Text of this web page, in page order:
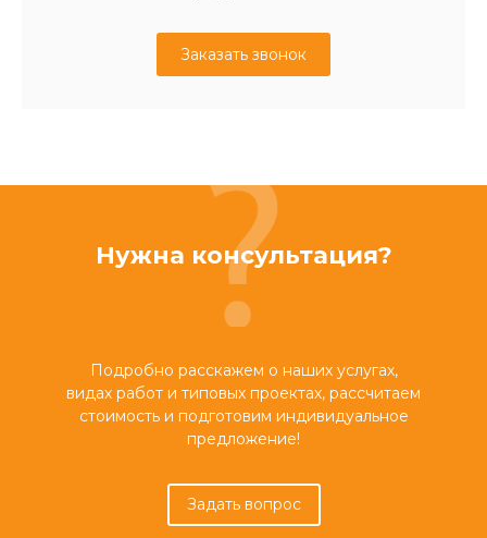
Заказать звонок
Нужна консультация?
Подробно расскажем о наших услугах,
видах работ и типовых проектах, рассчитаем
стоимость и подготовим индивидуальное
предложение!
Задать вопрос